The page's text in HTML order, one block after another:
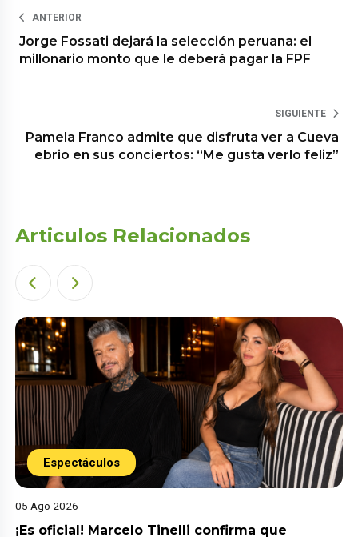
ANTERIOR
Jorge Fossati dejará la selección peruana: el
millonario monto que le deberá pagar la FPF
SIGUIENTE
Pamela Franco admite que disfruta ver a Cueva
ebrio en sus conciertos: “Me gusta verlo feliz”
Articulos Relacionados
Espectáculos
05 Ago 2026
¡Es oficial! Marcelo Tinelli confirma que